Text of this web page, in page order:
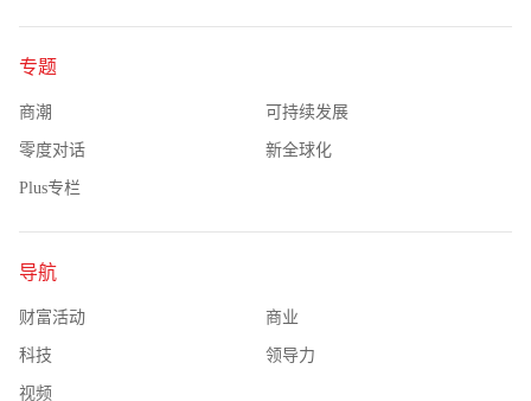
专题
商潮 可持续发展
零度对话 新全球化
Plus专栏
导航
财富活动 商业
科技 领导力
视频